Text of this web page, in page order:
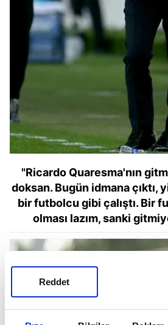
Reddet
"Ricardo Quaresma'nın
doksan. Bugün idmana çıktı,
bir futbolcu gibi çalıştı. Bir
olması lazım, sanki